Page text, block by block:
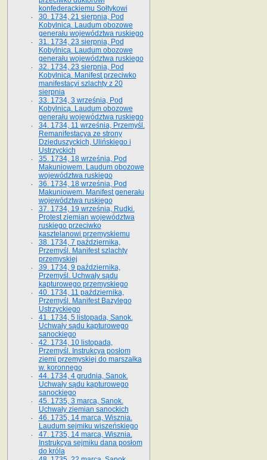
konfederackiemu Sołtykowi
30. 1734, 21 sierpnia, Pod
Kobylnicą. Laudum obozowe
generału województwa ruskiego
31. 1734, 23 sierpnia, Pod
Kobylnicą. Laudum obozowe
generału województwa ruskiego
32. 1734, 23 sierpnia, Pod
Kobylnicą. Manifest przeciwko
manifestacyi szlachty z 20
sierpnia
33. 1734, 3 września, Pod
Kobylnicą. Laudum obozowe
generału województwa ruskiego
34. 1734, 11 września, Przemyśl.
Remanifestacya ze strony
Dzieduszyckich, Ulińskiego i
Ustrzyckich
35. 1734, 18 września, Pod
Makuniowem. Laudum obozowe
województwa ruskiego
36. 1734, 18 września, Pod
Makuniowem. Manifest generału
województwa ruskiego
37. 1734, 19 września, Rudki.
Protest ziemian województwa
ruskiego przeciwko
kasztelanowi przemyskiemu
38. 1734, 7 października,
Przemyśl. Manifest szlachty
przemyskiej
39. 1734, 9 października,
Przemyśl. Uchwały sądu
kapturowego przemyskiego
40. 1734, 11 października,
Przemyśl. Manifest Bazylego
Ustrzyckiego
41. 1734, 5 listopada, Sanok.
Uchwały sądu kapturowego
sanockiego
42. 1734, 10 listopada,
Przemyśl. Instrukcya posłom
ziemi przemyskiej do marszałka
w. koronnego
44. 1734, 4 grudnia, Sanok.
Uchwały sądu kapturowego
sanockiego
45. 1735, 3 marca, Sanok.
Uchwały ziemian sanockich
46. 1735, 14 marca, Wisznia.
Laudum sejmiku wiszeńskiego
47. 1735, 14 marca, Wisznia.
Instrukcya sejmiku dana posłom
do króla